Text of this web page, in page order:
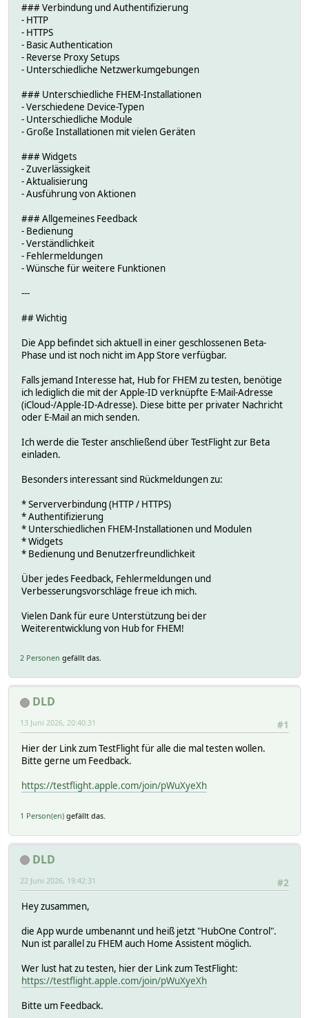
### Verbindung und Authentifizierung
- HTTP
- HTTPS
- Basic Authentication
- Reverse Proxy Setups
- Unterschiedliche Netzwerkumgebungen
### Unterschiedliche FHEM-Installationen
- Verschiedene Device-Typen
- Unterschiedliche Module
- Große Installationen mit vielen Geräten
### Widgets
- Zuverlässigkeit
- Aktualisierung
- Ausführung von Aktionen
### Allgemeines Feedback
- Bedienung
- Verständlichkeit
- Fehlermeldungen
- Wünsche für weitere Funktionen
---
## Wichtig
Die App befindet sich aktuell in einer geschlossenen Beta-
Phase und ist noch nicht im App Store verfügbar.
Falls jemand Interesse hat, Hub for FHEM zu testen, benötige
ich lediglich die mit der Apple-ID verknüpfte E-Mail-Adresse
(iCloud-/Apple-ID-Adresse). Diese bitte per privater Nachricht
oder E-Mail an mich senden.
Ich werde die Tester anschließend über TestFlight zur Beta
einladen.
Besonders interessant sind Rückmeldungen zu:
* Serververbindung (HTTP / HTTPS)
* Authentifizierung
* Unterschiedlichen FHEM-Installationen und Modulen
* Widgets
* Bedienung und Benutzerfreundlichkeit
Über jedes Feedback, Fehlermeldungen und
Verbesserungsvorschläge freue ich mich.
Vielen Dank für eure Unterstützung bei der
Weiterentwicklung von Hub for FHEM!
2 Personen gefällt das.
DLD
#1
13 Juni 2026, 20:40:31
Hier der Link zum TestFlight für alle die mal testen wollen.
Bitte gerne um Feedback.
https://testflight.apple.com/join/pWuXyeXh
1 Person(en) gefällt das.
DLD
#2
22 Juni 2026, 19:42:31
Hey zusammen,
die App wurde umbenannt und heiß jetzt "HubOne Control".
Nun ist parallel zu FHEM auch Home Assistent möglich.
Wer lust hat zu testen, hier der Link zum TestFlight:
https://testflight.apple.com/join/pWuXyeXh
Bitte um Feedback.